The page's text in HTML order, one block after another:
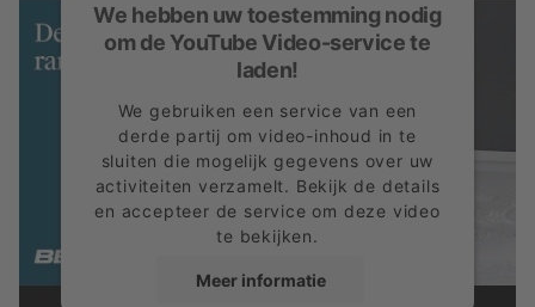
We hebben uw toestemming nodig
om de YouTube Video-service te
laden!
We gebruiken een service van een
derde partij om video-inhoud in te
sluiten die mogelijk gegevens over uw
activiteiten verzamelt. Bekijk de details
en accepteer de service om deze video
te bekijken.
Meer informatie